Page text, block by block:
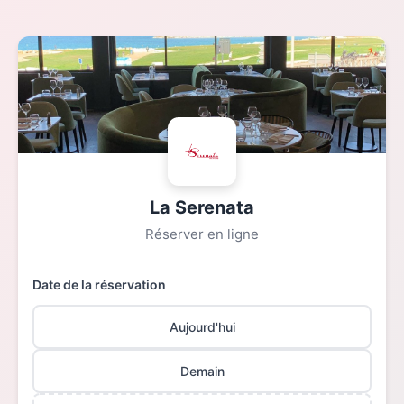
La Serenata
Réserver en ligne
Date de la réservation
Aujourd'hui
Demain